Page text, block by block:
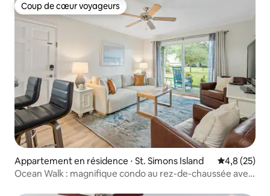
Coup de cœur voyageurs
Coup de cœur voyageurs
Appartement en résidence ⋅ St. Simons Island Évaluation
4,8 (25)
Ocean Walk : magnifique condo au rez-de-chaussée avec